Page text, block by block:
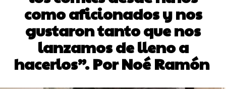
como aficionados y nos
gustaron tanto que nos
lanzamos de lleno a
hacerlos”. Por Noé Ramón